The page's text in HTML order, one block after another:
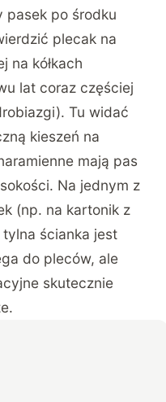
pasek po środku
plecak na
na kółkach
lat coraz częściej
Tu widać
kieszeń na
mają pas
Na jednym z
(np. na kartonik z
tylna ścianka jest
do pleców, ale
skutecznie